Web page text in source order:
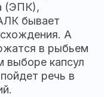
(ЭПК),
бывает
А
в рыбьем
выборе капсул
речь в